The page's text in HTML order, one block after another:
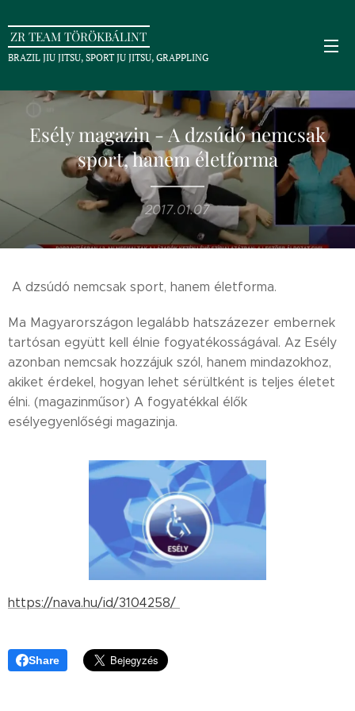
ZR TEAM TÖRÖKBÁLINT
BRAZIL JIU JITSU, SPORT JU JITSU, GRAPPLING
Esély magazin - A dzsúdó nemcsak
sport, hanem életforma
2017.01.07
A dzsúdó nemcsak sport, hanem életforma.
Ma Magyarországon legalább hatszázezer embernek
tartósan együtt kell élnie fogyatékosságával. Az Esély
azonban nemcsak hozzájuk szól, hanem mindazokhoz,
akiket érdekel, hogyan lehet sérültként is teljes életet
élni. (magazinműsor) A fogyatékkal élők
esélyegyenlőségi magazinja.
https://nava.hu/id/3104258/
Share